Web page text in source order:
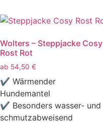
Wolters – Steppjacke Cosy
Rost Rot
ab 54,50 €
✔ Wärmender
Hundemantel
✔ Besonders wasser- und
schmutzabweisend